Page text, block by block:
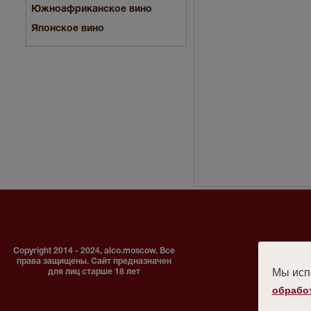
Южноафриканское вино
Японское вино
Copyright 2014 - 2024, alco.moscow. Все
права защищены. Сайт предназначен
для лиц старше 18 лет
Мы